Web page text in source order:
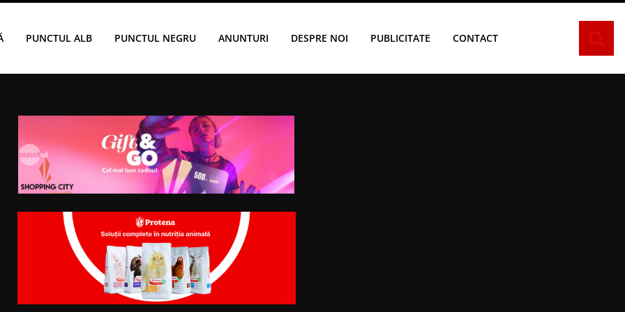
PUNCTUL ALB PUNCTUL NEGRU ANUNTURI DESPRE NOI PUBLICITATE CONTACT